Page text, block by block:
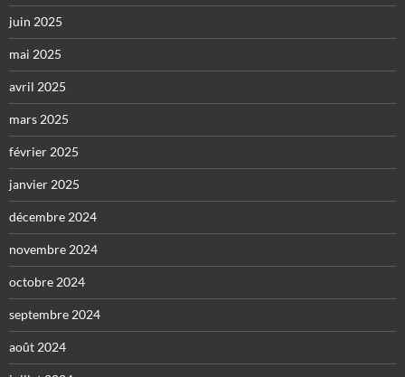
juin 2025
mai 2025
avril 2025
mars 2025
février 2025
janvier 2025
décembre 2024
novembre 2024
octobre 2024
septembre 2024
août 2024